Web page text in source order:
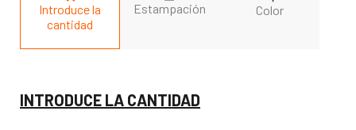
Introduce la
cantidad
Estampación Color
INTRODUCE LA CANTIDAD